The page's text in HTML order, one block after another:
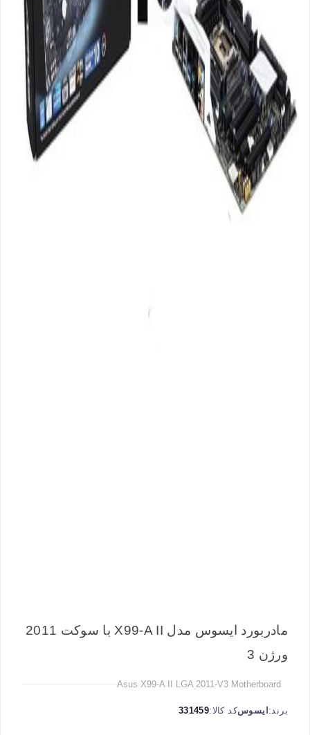
مادربورد ایسوس مدل X99-A II با سوکت 2011
ورژن 3
Asus X99-A II LGA 2011-V3 Motherboard
برند:ایسوسکد کالا:331459